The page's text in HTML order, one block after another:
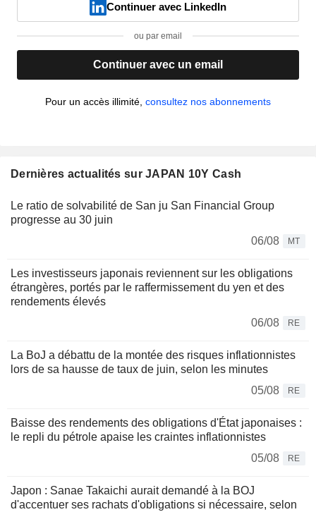
Continuer avec LinkedIn
ou par email
Continuer avec un email
Pour un accès illimité, consultez nos abonnements
Dernières actualités sur JAPAN 10Y Cash
Le ratio de solvabilité de San ju San Financial Group
progresse au 30 juin
06/08
MT
Les investisseurs japonais reviennent sur les obligations
étrangères, portés par le raffermissement du yen et des
rendements élevés
06/08
RE
La BoJ a débattu de la montée des risques inflationnistes
lors de sa hausse de taux de juin, selon les minutes
05/08
RE
Baisse des rendements des obligations d'État japonaises :
le repli du pétrole apaise les craintes inflationnistes
05/08
RE
Japon : Sanae Takaichi aurait demandé à la BOJ
d'accentuer ses rachats d'obligations si nécessaire, selon